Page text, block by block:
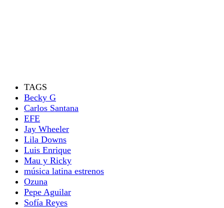
TAGS
Becky G
Carlos Santana
EFE
Jay Wheeler
Lila Downs
Luis Enrique
Mau y Ricky
música latina estrenos
Ozuna
Pepe Aguilar
Sofía Reyes